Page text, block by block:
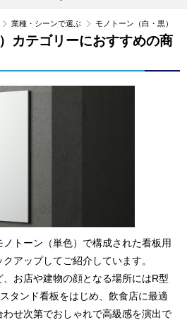
業種・シーンで選ぶ モノトーン（白・黒）
カテゴリーにおすすめの商
トーン（単色）で構成された看板用
アップしてご紹介しています。
お店や建物の顔となる場所にはR型
タンド看板をはじめ、飲食店に最適
せ次第でおしゃれで高級感を演出で